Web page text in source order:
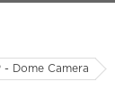
- Dome Camera